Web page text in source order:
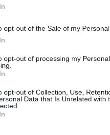
opt-out of the Sale of my Personal
opt-out of processing my
opt-out of Collection, Use,
Data that Is Unrelated with